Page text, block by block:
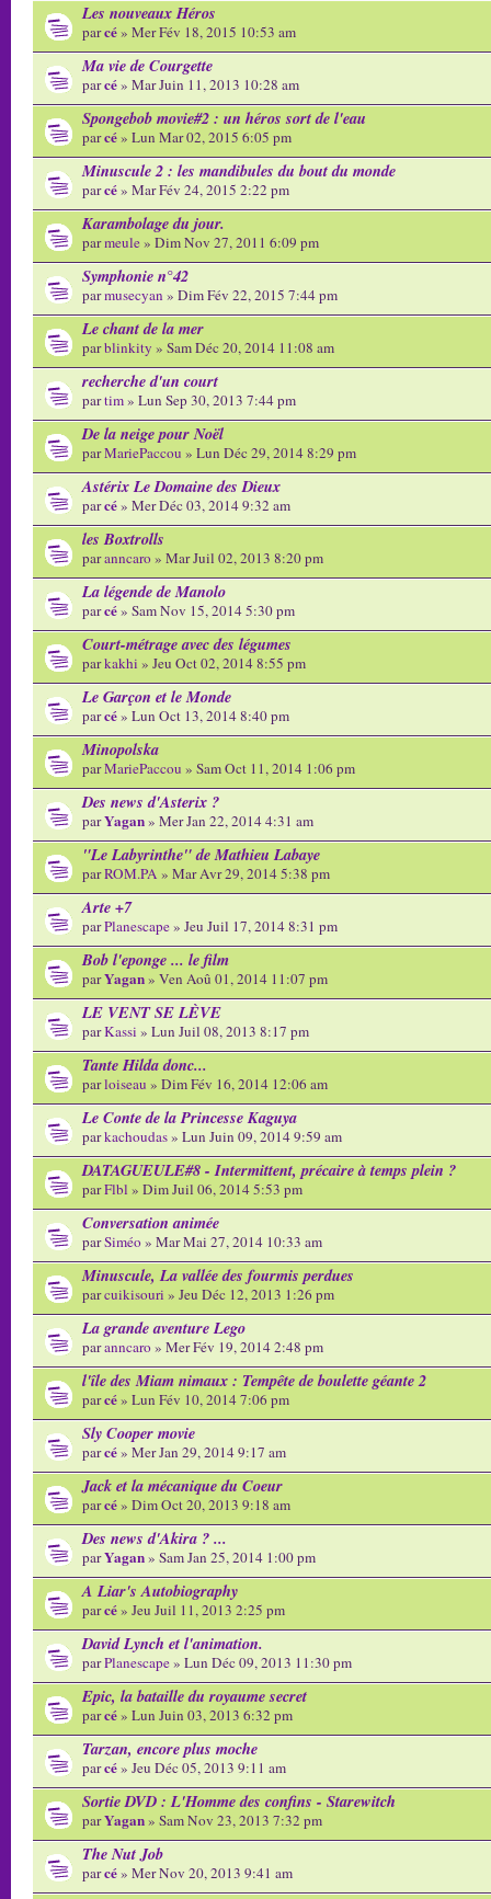
Les nouveaux Héros
parcé» Mer Fév 18, 2015 10:53 am
Ma vie de Courgette
parcé» Mar Juin 11, 2013 10:28 am
Spongebob movie#2 : un héros sort de l'eau
parcé» Lun Mar 02, 2015 6:05 pm
Minuscule 2 : les mandibules du bout du monde
parcé» Mar Fév 24, 2015 2:22 pm
Karambolage du jour.
parmeule» Dim Nov 27, 2011 6:09 pm
Symphonie n°42
parmusecyan » Dim Fév 22, 2015 7:44 pm
Le chant de la mer
parblinkity » Sam Déc 20, 2014 11:08 am
recherche d'un court
partim» Lun Sep 30, 2013 7:44 pm
De la neige pour Noël
parMariePaccou » Lun Déc 29, 2014 8:29 pm
Astérix Le Domaine des Dieux
parcé» Mer Déc 03, 2014 9:32 am
les Boxtrolls
paranncaro» Mar Juil 02, 2013 8:20 pm
La légende de Manolo
parcé» Sam Nov 15, 2014 5:30 pm
Court-métrage avec des légumes
parkakhi » Jeu Oct 02, 2014 8:55 pm
Le Garçon et le Monde
parcé» Lun Oct 13, 2014 8:40 pm
Minopolska
parMariePaccou » Sam Oct 11, 2014 1:06 pm
Des news d'Asterix ?
parYagan» Mer Jan 22, 2014 4:31 am
"Le Labyrinthe" de Mathieu Labaye
parROM.PA » Mar Avr 29, 2014 5:38 pm
Arte +7
parPlanescape» Jeu Juil 17, 2014 8:31 pm
Bob l'eponge ... le film
parYagan» Ven Aoû 01, 2014 11:07 pm
LE VENT SE LÈVE
parKassi » Lun Juil 08, 2013 8:17 pm
Tante Hilda donc...
parloiseau » Dim Fév 16, 2014 12:06 am
Le Conte de la Princesse Kaguya
parkachoudas» Lun Juin 09, 2014 9:59 am
DATAGUEULE#8 - Intermittent, précaire à temps plein ?
parFlbl » Dim Juil 06, 2014 5:53 pm
Conversation animée
parSiméo» Mar Mai 27, 2014 10:33 am
Minuscule, La vallée des fourmis perdues
parcuikisouri » Jeu Déc 12, 2013 1:26 pm
La grande aventure Lego
paranncaro» Mer Fév 19, 2014 2:48 pm
l'île des Miam nimaux : Tempête de boulette géante 2
parcé» Lun Fév 10, 2014 7:06 pm
Sly Cooper movie
parcé» Mer Jan 29, 2014 9:17 am
Jack et la mécanique du Coeur
parcé» Dim Oct 20, 2013 9:18 am
Des news d'Akira ? ...
parYagan» Sam Jan 25, 2014 1:00 pm
A Liar's Autobiography
parcé» Jeu Juil 11, 2013 2:25 pm
David Lynch et l'animation.
parPlanescape» Lun Déc 09, 2013 11:30 pm
Epic, la bataille du royaume secret
parcé» Lun Juin 03, 2013 6:32 pm
Tarzan, encore plus moche
parcé» Jeu Déc 05, 2013 9:11 am
Sortie DVD : L'Homme des confins - Starewitch
parYagan» Sam Nov 23, 2013 7:32 pm
The Nut Job
parcé» Mer Nov 20, 2013 9:41 am